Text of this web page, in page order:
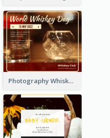
Photography Whiskey Day Facebook Post With Details